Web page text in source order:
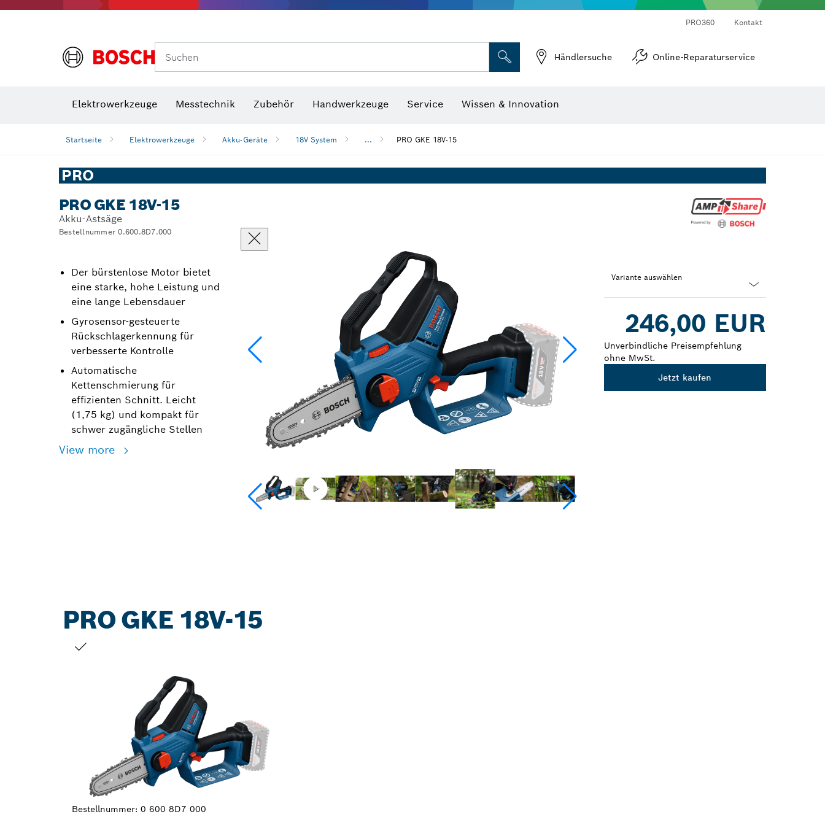
PRO360 Kontakt
Suchen Händlersuche Online-Reparaturservice
Elektrowerkzeuge Messtechnik Zubehör Handwerkzeuge Service Wissen & Innovation
Startseite Elektrowerkzeuge Akku-Geräte 18V System ... PRO GKE 18V-15
PRO
PRO GKE 18V-15
Akku-Astsäge
Bestellnummer 0.600.8D7.000
Der bürstenlose Motor bietet
eine starke, hohe Leistung und
eine lange Lebensdauer
Gyrosensor-gesteuerte
Rückschlagerkennung für
verbesserte Kontrolle
Automatische
Kettenschmierung für
effizienten Schnitt. Leicht
(1,75 kg) und kompakt für
schwer zugängliche Stellen
View more
Variante auswählen
closed246,00 EUR
Unverbindliche Preisempfehlung
ohne MwSt.
Jetzt kaufen
PRO GKE 18V-15
Bestellnummer: 0 600 8D7 000